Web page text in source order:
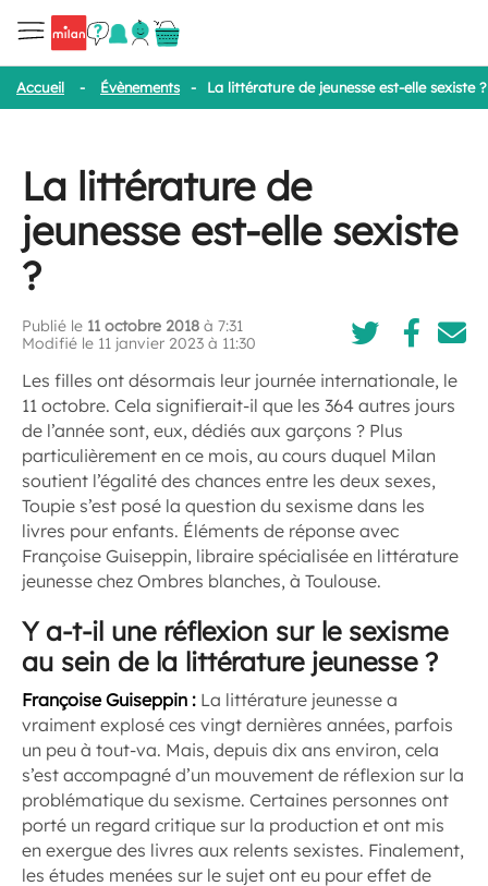
Accueil - Évènements - La littérature de jeunesse est-elle sexiste ?
La littérature de
jeunesse est-elle sexiste
?
Publié le 11 octobre 2018 à 7:31
Modifié le 11 janvier 2023 à 11:30
Les filles ont désormais leur journée internationale, le
11 octobre. Cela signifierait-il que les 364 autres jours
de l’année sont, eux, dédiés aux garçons ? Plus
particulièrement en ce mois, au cours duquel Milan
soutient l’égalité des chances entre les deux sexes,
Toupie s’est posé la question du sexisme dans les
livres pour enfants. Éléments de réponse avec
Françoise Guiseppin, libraire spécialisée en littérature
jeunesse chez Ombres blanches, à Toulouse.
Y a-t-il une réflexion sur le sexisme
au sein de la littérature jeunesse ?
Françoise Guiseppin : La littérature jeunesse a
vraiment explosé ces vingt dernières années, parfois
un peu à tout-va. Mais, depuis dix ans environ, cela
s’est accompagné d’un mouvement de réflexion sur la
problématique du sexisme. Certaines personnes ont
porté un regard critique sur la production et ont mis
en exergue des livres aux relents sexistes. Finalement,
les études menées sur le sujet ont eu pour effet de